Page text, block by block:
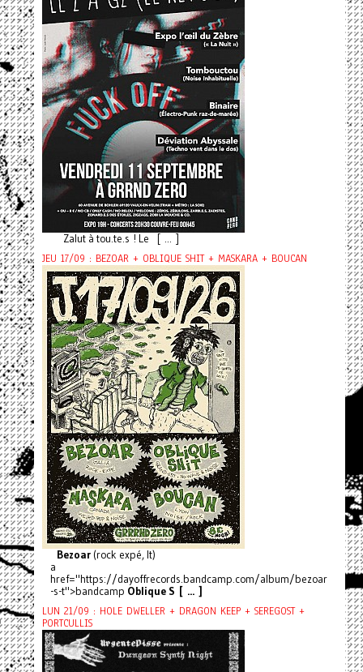
Zalut à tou.te.s ! Le [ ... ]
JEU 17/09 : BEZOAR + OBLIQUE SHIT + MASKARA + BOUCAN
Bezoar(rock expé, It)
a
href="https://dayoffrecords.bandcamp.com/album/bezoar
-s-t">bandcamp Oblique S [ ... ]
LUN 21/09 : HOLE DWELLER + DRAGON KEEP + SEREGOST +
PORTCULLIS